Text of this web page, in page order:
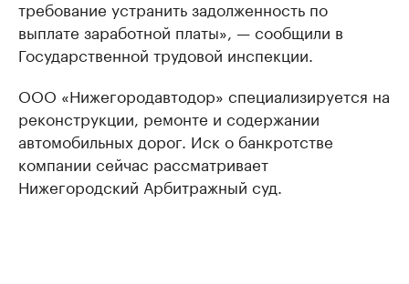
требование устранить задолженность по
выплате заработной платы», — сообщили в
Государственной трудовой инспекции.
ООО «Нижегородавтодор» специализируется на
реконструкции, ремонте и содержании
автомобильных дорог. Иск о банкротстве
компании сейчас рассматривает
Нижегородский Арбитражный суд.